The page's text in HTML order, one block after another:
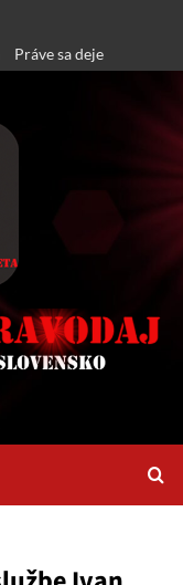
Práve sa deje